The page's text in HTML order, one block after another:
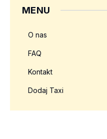
MENU
O nas
FAQ
Kontakt
Dodaj Taxi